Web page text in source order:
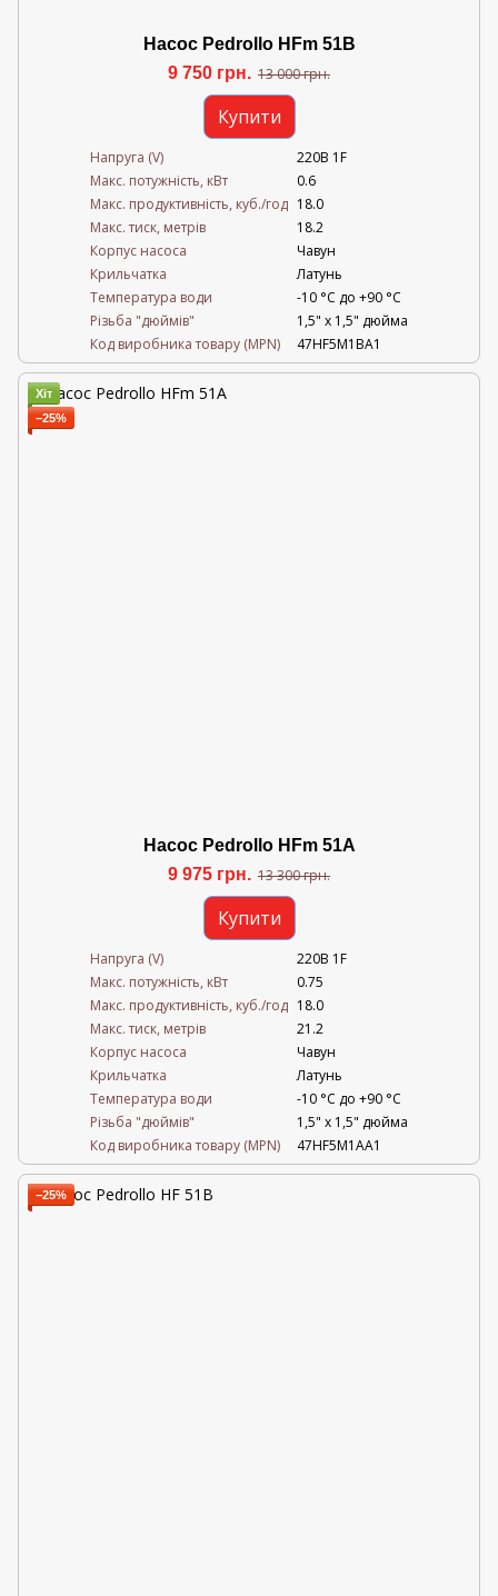
Насос Pedrollo HFm 51B
9 750 грн. 13 000 грн.
Купити
Напруга (V)
220В 1F
Mакс. потужність, кВт
0.6
Mакс. продуктивність, куб./год 18.0
Maкс. тиск, метрів
18.2
Корпус насоса
Чавун
Крильчатка
Латунь
Температура води
-10 °C до +90 °C
Різьба "дюймів"
1,5" х 1,5" дюйма
Код виробника товару (MPN)
47HF5M1BA1
Хіт
−25%
Насос Pedrollo HFm 51A
9 975 грн. 13 300 грн.
Купити
Напруга (V)
220В 1F
Mакс. потужність, кВт
0.75
Mакс. продуктивність, куб./год 18.0
Maкс. тиск, метрів
21.2
Корпус насоса
Чавун
Крильчатка
Латунь
Температура води
-10 °C до +90 °C
Різьба "дюймів"
1,5" х 1,5" дюйма
Код виробника товару (MPN)
47HF5M1AA1
−25%